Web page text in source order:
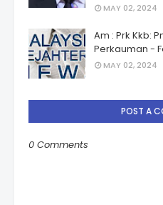
MAY 02, 2024
Am : Prk Kkb:
Perkauman -
MAY 02, 2024
POST A
0 Comments